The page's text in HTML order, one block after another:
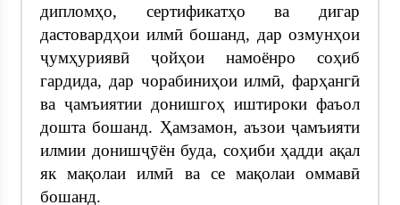
дипломҳо, сертификатҳо ва дигар
дастовардҳои илмӣ бошанд, дар озмунҳои
ҷумҳуриявӣ ҷойҳои намоёнро соҳиб
гардида, дар чорабиниҳои илмӣ, фарҳангӣ
ва ҷамъиятии донишгоҳ иштироки фаъол
дошта бошанд. Ҳамзамон, аъзои ҷамъияти
илмии донишҷӯён буда, соҳиби ҳадди ақал
як мақолаи илмӣ ва се мақолаи оммавӣ
бошанд.